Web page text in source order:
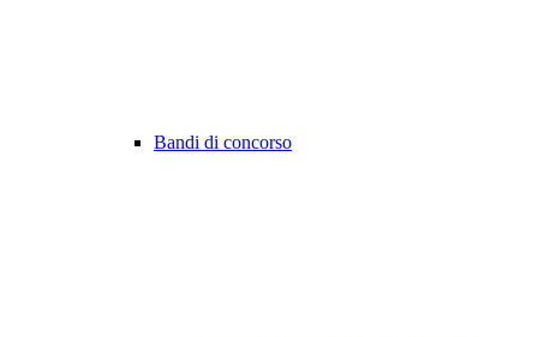
Bandi di concorso